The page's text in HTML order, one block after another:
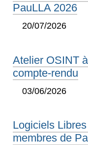
PauLLA 2026
20/07/2026
Atelier OSINT
compte-rendu
03/06/2026
Logiciels
membres de